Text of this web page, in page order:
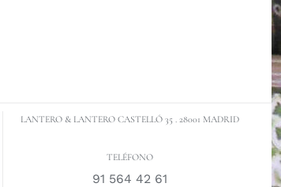
LANTERO & LANTERO CASTELLÓ 35 . 28001 MADRID
TELÉFONO
91 564 42 61